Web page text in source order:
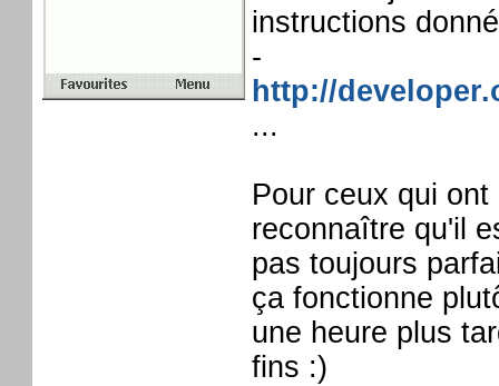
instructions
-
http://
...
Pour ceux qui
reconnaître qu'il
pas toujours
ça fonctionne
une heure plus
fins :)